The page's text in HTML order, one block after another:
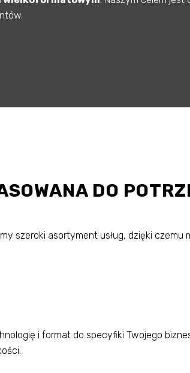
DO
szeroki asortyment usług, dzięki czemu
i format do specyfiki Twojego